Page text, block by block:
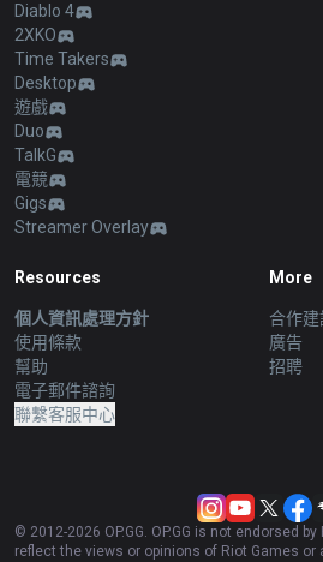
Diablo 4
2XKO
Time Takers
Desktop
遊戲
Duo
TalkG
電競
Gigs
Streamer Overlay
Resources
個人資訊處理方針
使用條款
幫助
電子郵件諮詢
聯繫客服中心
More
合作建
廣告
招聘
© 2012-2026 OP.GG. OP.GG is not endorsed
reflect the views or opinions of Riot Games or